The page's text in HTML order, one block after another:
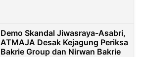
Demo Skandal Jiwasraya-Asabri,
ATMAJA Desak Kejagung Periksa
Bakrie Group dan Nirwan Bakrie